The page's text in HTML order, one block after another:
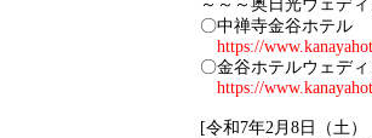
～～～奥日光ウェデ
〇中禅寺金谷ホテル
https://
〇金谷ホテルウェデ
https://
[令和7年2月8日（土